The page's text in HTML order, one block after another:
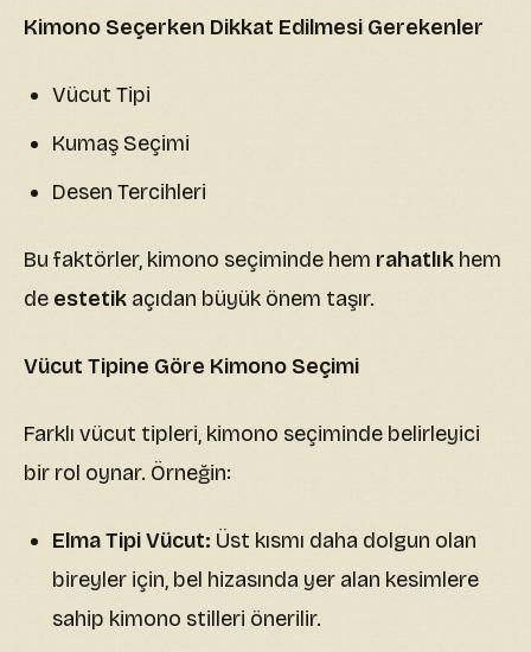
Kimono Seçerken Dikkat Edilmesi Gerekenler
Vücut Tipi
Kumaş Seçimi
Desen Tercihleri
Bu faktörler, kimono seçiminde hem rahatlık hem
de estetik açıdan büyük önem taşır.
Vücut Tipine Göre Kimono Seçimi
Farklı vücut tipleri, kimono seçiminde belirleyici
bir rol oynar. Örneğin:
Elma Tipi Vücut: Üst kısmı daha dolgun olan
bireyler için, bel hizasında yer alan kesimlere
sahip kimono stilleri önerilir.